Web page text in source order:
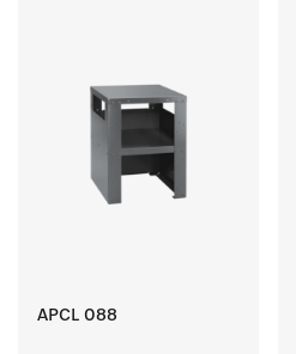
APCL 088